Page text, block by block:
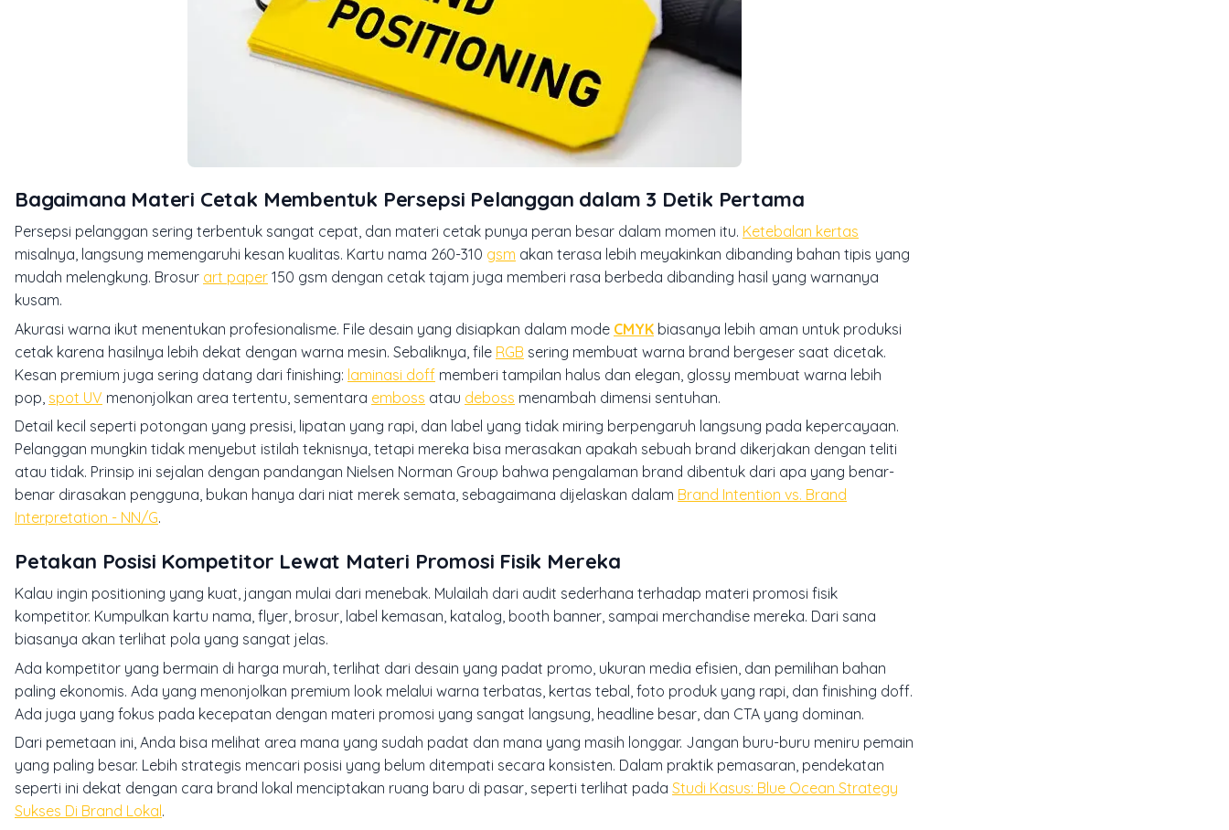
Bagaimana Materi Cetak Membentuk Persepsi Pelanggan dalam 3 Detik Pertama
Persepsi pelanggan sering terbentuk sangat cepat, dan materi cetak punya peran besar dalam momen itu. Ketebalan kertas
misalnya, langsung memengaruhi kesan kualitas. Kartu nama 260-310 gsm akan terasa lebih meyakinkan dibanding bahan tipis yang
mudah melengkung. Brosur art paper 150 gsm dengan cetak tajam juga memberi rasa berbeda dibanding hasil yang warnanya
kusam.
Akurasi warna ikut menentukan profesionalisme. File desain yang disiapkan dalam mode CMYK biasanya lebih aman untuk produksi
cetak karena hasilnya lebih dekat dengan warna mesin. Sebaliknya, file RGB sering membuat warna brand bergeser saat dicetak.
Kesan premium juga sering datang dari finishing: laminasi doff memberi tampilan halus dan elegan, glossy membuat warna lebih
pop, spot UV menonjolkan area tertentu, sementara emboss atau deboss menambah dimensi sentuhan.
Detail kecil seperti potongan yang presisi, lipatan yang rapi, dan label yang tidak miring berpengaruh langsung pada kepercayaan.
Pelanggan mungkin tidak menyebut istilah teknisnya, tetapi mereka bisa merasakan apakah sebuah brand dikerjakan dengan teliti
atau tidak. Prinsip ini sejalan dengan pandangan Nielsen Norman Group bahwa pengalaman brand dibentuk dari apa yang benar-
benar dirasakan pengguna, bukan hanya dari niat merek semata, sebagaimana dijelaskan dalam Brand Intention vs. Brand
Interpretation - NN/G.
Petakan Posisi Kompetitor Lewat Materi Promosi Fisik Mereka
Kalau ingin positioning yang kuat, jangan mulai dari menebak. Mulailah dari audit sederhana terhadap materi promosi fisik
kompetitor. Kumpulkan kartu nama, flyer, brosur, label kemasan, katalog, booth banner, sampai merchandise mereka. Dari sana
biasanya akan terlihat pola yang sangat jelas.
Ada kompetitor yang bermain di harga murah, terlihat dari desain yang padat promo, ukuran media efisien, dan pemilihan bahan
paling ekonomis. Ada yang menonjolkan premium look melalui warna terbatas, kertas tebal, foto produk yang rapi, dan finishing doff.
Ada juga yang fokus pada kecepatan dengan materi promosi yang sangat langsung, headline besar, dan CTA yang dominan.
Dari pemetaan ini, Anda bisa melihat area mana yang sudah padat dan mana yang masih longgar. Jangan buru-buru meniru pemain
yang paling besar. Lebih strategis mencari posisi yang belum ditempati secara konsisten. Dalam praktik pemasaran, pendekatan
seperti ini dekat dengan cara brand lokal menciptakan ruang baru di pasar, seperti terlihat pada Studi Kasus: Blue Ocean Strategy
Sukses Di Brand Lokal.